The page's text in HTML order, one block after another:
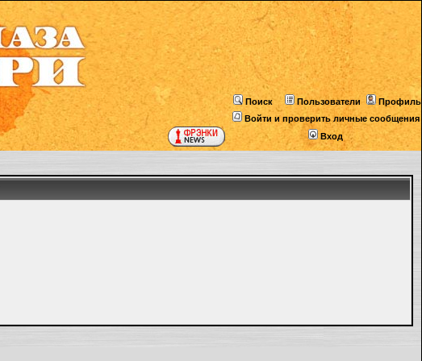
Поиск Пользователи
Профиль
Войти и проверить личные сообщения
Вход